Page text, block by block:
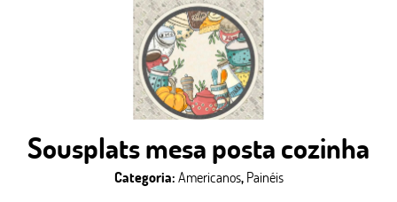
Sousplats mesa posta cozinha
Categoria: Americanos, Painéis